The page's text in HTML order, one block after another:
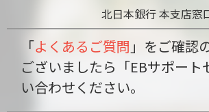
北日本銀行 本支店窓
「よくあるご質問 」をご確認
ございましたら「EBサポー
い合わせください。